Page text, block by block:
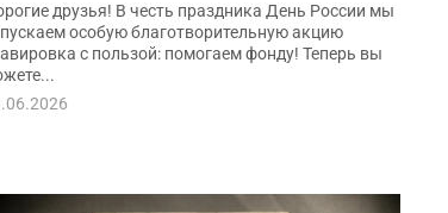
друзья! В честь праздника День России мы
особую благотворительную акцию
с пользой: помогаем фонду! Теперь вы